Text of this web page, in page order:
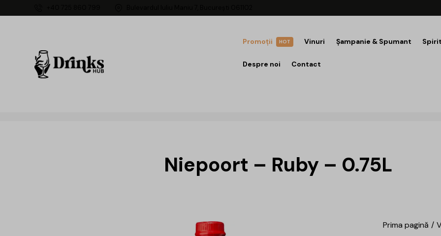
HOT
Promoții Vinuri Șampanie & Spumant
Despre noi Contact
Niepoort – Ruby – 0.75L
Prima pagină